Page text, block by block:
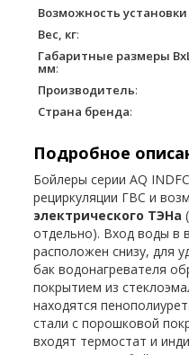
Возможность
Вес, кг:
Габаритные размеры
мм:
Производитель:
Страна бренда:
Подробное
Бойлеры серии AQ
рециркуляции ГВС и
электрического ТЭНа (
отдельно). Вход воды в
расположен снизу, для
бак водонагревателя
покрытием из
находятся
стали с порошковой
входят термостат и